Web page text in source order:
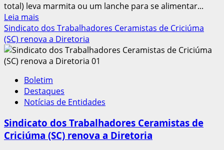
total) leva marmita ou um lanche para se alimentar...
Leia mais
mais
sobre
Segundo
estudo,
dos
trabalhadores
leva
para
o
Sindicato dos Trabalhadores Ceramistas de Criciúma
(SC) renova a Diretoria
Boletim
Destaques
Notícias de Entidades
Sindicato dos Trabalhadores Ceramistas de
Criciúma (SC) renova a Diretoria